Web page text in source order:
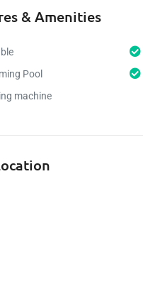
& Amenities
Pool
machine